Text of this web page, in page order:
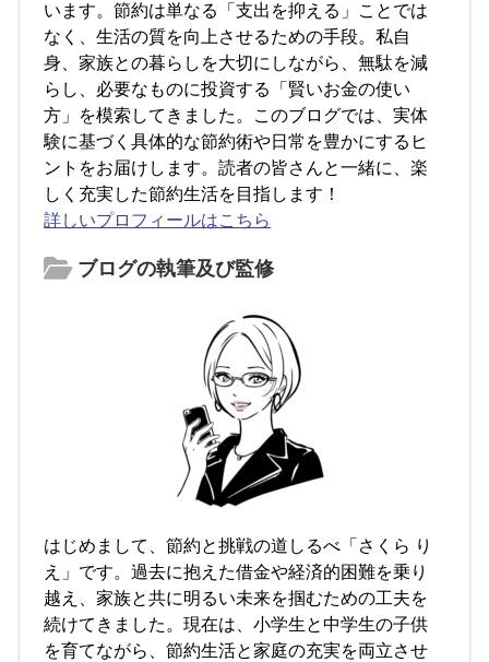
います。節約は単なる「支出を抑える」ことでは
なく、生活の質を向上させるための手段。私自
身、家族との暮らしを大切にしながら、無駄を減
らし、必要なものに投資する「賢いお金の使い
方」を模索してきました。このブログでは、実体
験に基づく具体的な節約術や日常を豊かにするヒ
ントをお届けします。読者の皆さんと一緒に、楽
しく充実した節約生活を目指します！
詳しいプロフィールはこちら
ブログの執筆及び監修
はじめまして、節約と挑戦の道しるべ「さくら り
え」です。過去に抱えた借金や経済的困難を乗り
越え、家族と共に明るい未来を掴むための工夫を
続けてきました。現在は、小学生と中学生の子供
を育てながら、節約生活と家庭の充実を両立させ